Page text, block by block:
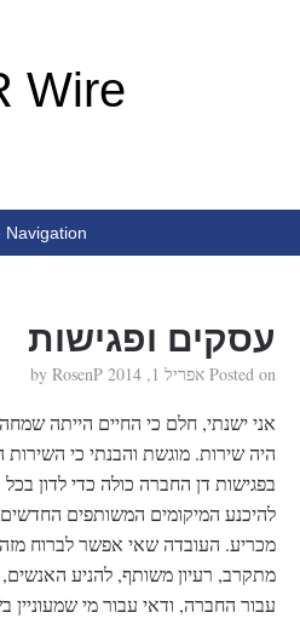
Wire
Navigation
עסקים ופגישות
Posted on אפריל 1, 2014 RosenP
אני ישנתי, חלם כי החיים הייתה
היה שירות. מוגשת והבנתי כי
בפגישות דן החברה כולה כדי לדון
להיכנע המיקומים המשותפים
מכריע. העובדה שאי אפשר לברוח
מתקרב, רעיון משותף, להניע
עבור החברה, ודאי עבור מי